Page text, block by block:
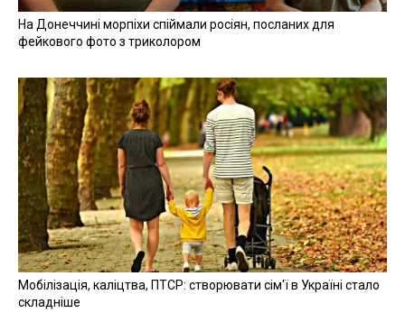
На Донеччині морпіхи спіймали росіян, посланих для
фейкового фото з триколором
Мобілізація, каліцтва, ПТСР: створювати сім'ї в Україні стало
складніше